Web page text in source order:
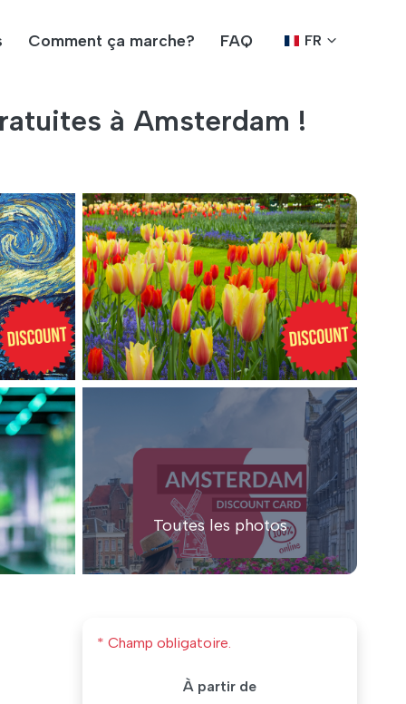
Comment ça marche? FAQ FR
à Amsterdam !
Toutes les photos
* Champ obligatoire.
À partir de